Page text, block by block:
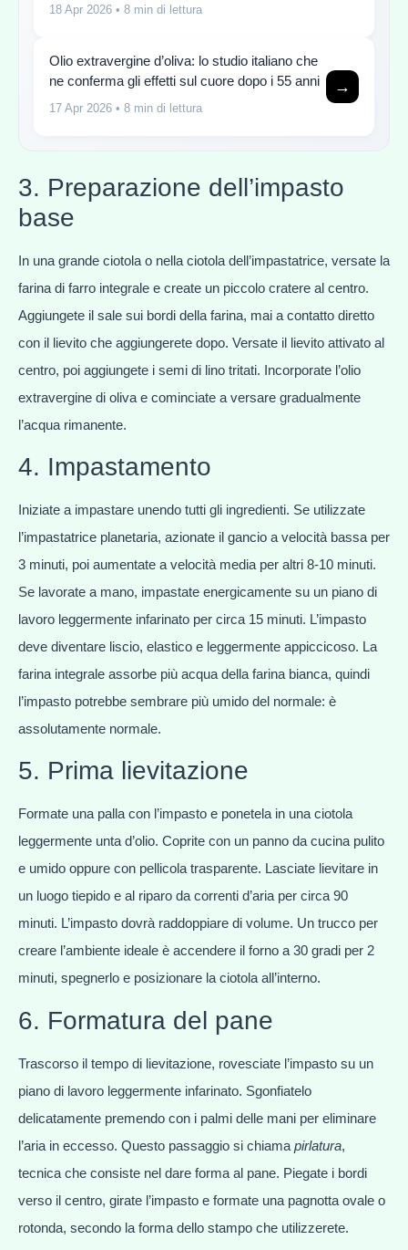
18 Apr 2026 • 8 min di lettura
Olio extravergine d’oliva: lo studio italiano che
ne conferma gli effetti sul cuore dopo i 55 anni
17 Apr 2026 • 8 min di lettura
→
3. Preparazione dell’impasto
base
In una grande ciotola o nella ciotola dell’impastatrice, versate la
farina di farro integrale e create un piccolo cratere al centro.
Aggiungete il sale sui bordi della farina, mai a contatto diretto
con il lievito che aggiungerete dopo. Versate il lievito attivato al
centro, poi aggiungete i semi di lino tritati. Incorporate l’olio
extravergine di oliva e cominciate a versare gradualmente
l’acqua rimanente.
4. Impastamento
Iniziate a impastare unendo tutti gli ingredienti. Se utilizzate
l’impastatrice planetaria, azionate il gancio a velocità bassa per
3 minuti, poi aumentate a velocità media per altri 8-10 minuti.
Se lavorate a mano, impastate energicamente su un piano di
lavoro leggermente infarinato per circa 15 minuti. L’impasto
deve diventare liscio, elastico e leggermente appiccicoso. La
farina integrale assorbe più acqua della farina bianca, quindi
l’impasto potrebbe sembrare più umido del normale: è
assolutamente normale.
5. Prima lievitazione
Formate una palla con l’impasto e ponetela in una ciotola
leggermente unta d’olio. Coprite con un panno da cucina pulito
e umido oppure con pellicola trasparente. Lasciate lievitare in
un luogo tiepido e al riparo da correnti d’aria per circa 90
minuti. L’impasto dovrà raddoppiare di volume. Un trucco per
creare l’ambiente ideale è accendere il forno a 30 gradi per 2
minuti, spegnerlo e posizionare la ciotola all’interno.
6. Formatura del pane
Trascorso il tempo di lievitazione, rovesciate l’impasto su un
piano di lavoro leggermente infarinato. Sgonfiatelo
delicatamente premendo con i palmi delle mani per eliminare
l’aria in eccesso. Questo passaggio si chiama pirlatura,
tecnica che consiste nel dare forma al pane. Piegate i bordi
verso il centro, girate l’impasto e formate una pagnotta ovale o
rotonda, secondo la forma dello stampo che utilizzerete.